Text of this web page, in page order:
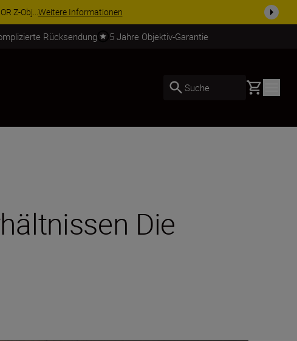
Ihre Ausrüstu...Jetzt einkaufen
Rücksendung 5 Jahre Objektiv-Garantie
Suche Basket
Die